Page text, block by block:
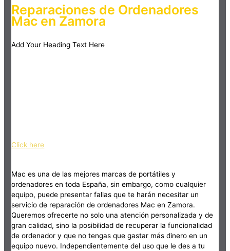
Reparaciones de Ordenadores
Mac en Zamora
Add Your Heading Text Here
Click here
Mac es una de las mejores marcas de portátiles y
ordenadores en toda España, sin embargo, como cualquier
equipo, puede presentar fallas que te harán necesitar un
servicio de reparación de ordenadores Mac en Zamora.
Queremos ofrecerte no solo una atención personalizada y de
gran calidad, sino la posibilidad de recuperar la funcionalidad
de ordenador y que no tengas que gastar más dinero en un
equipo nuevo. Independientemente del uso que le des a tu